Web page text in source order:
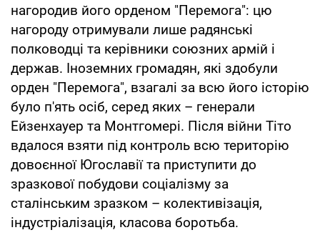
нагородив його орденом "Перемога": цю
нагороду отримували лише радянські
полководці та керівники союзних армій і
держав. Іноземних громадян, які здобули
орден "Перемога", взагалі за всю його історію
було п'ять осіб, серед яких – генерали
Ейзенхауер та Монтгомері. Після війни Тіто
вдалося взяти під контроль всю територію
довоєнної Югославії та приступити до
зразкової побудови соціалізму за
сталінським зразком – колективізація,
індустріалізація, класова боротьба.